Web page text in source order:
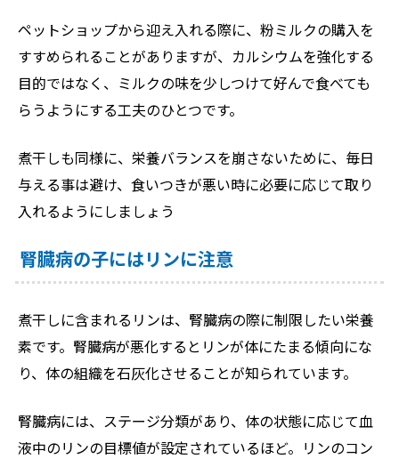
ペットショップから迎え入れる際に、粉ミルクの購入を
すすめられることがありますが、カルシウムを強化する
目的ではなく、ミルクの味を少しつけて好んで食べても
らうようにする工夫のひとつです。
煮干しも同様に、栄養バランスを崩さないために、毎日
与える事は避け、食いつきが悪い時に必要に応じて取り
入れるようにしましょう
腎臓病の子にはリンに注意
煮干しに含まれるリンは、腎臓病の際に制限したい栄養
素です。腎臓病が悪化するとリンが体にたまる傾向にな
り、体の組織を石灰化させることが知られています。
腎臓病には、ステージ分類があり、体の状態に応じて血
液中のリンの目標値が設定されているほど。リンのコン